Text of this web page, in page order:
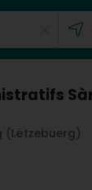
(Lëtzebuerg)